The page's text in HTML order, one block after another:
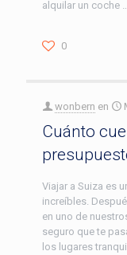
alquilar un coche
0
wonbern en
Cuánto
Viajar a Suiza es
increíbles.
en uno de
seguro que te
los lugares